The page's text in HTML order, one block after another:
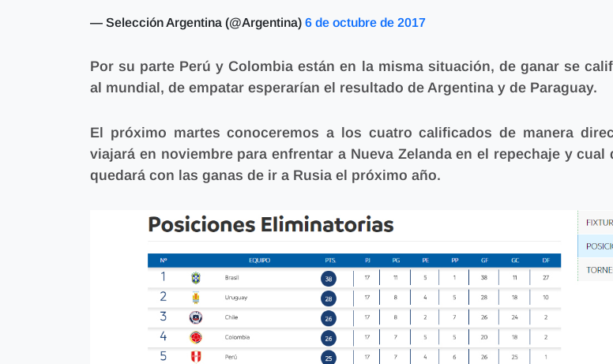
— Selección Argentina (@Argentina) 6 de octubre de 2017
Por su parte Perú y Colombia están en la misma situación, de ganar se
al mundial, de empatar esperarían el resultado de Argentina y de Paraguay.
El próximo martes conoceremos a los cuatro calificados de manera
viajará en noviembre para enfrentar a Nueva Zelanda en el repechaje y cual
quedará con las ganas de ir a Rusia el próximo año.